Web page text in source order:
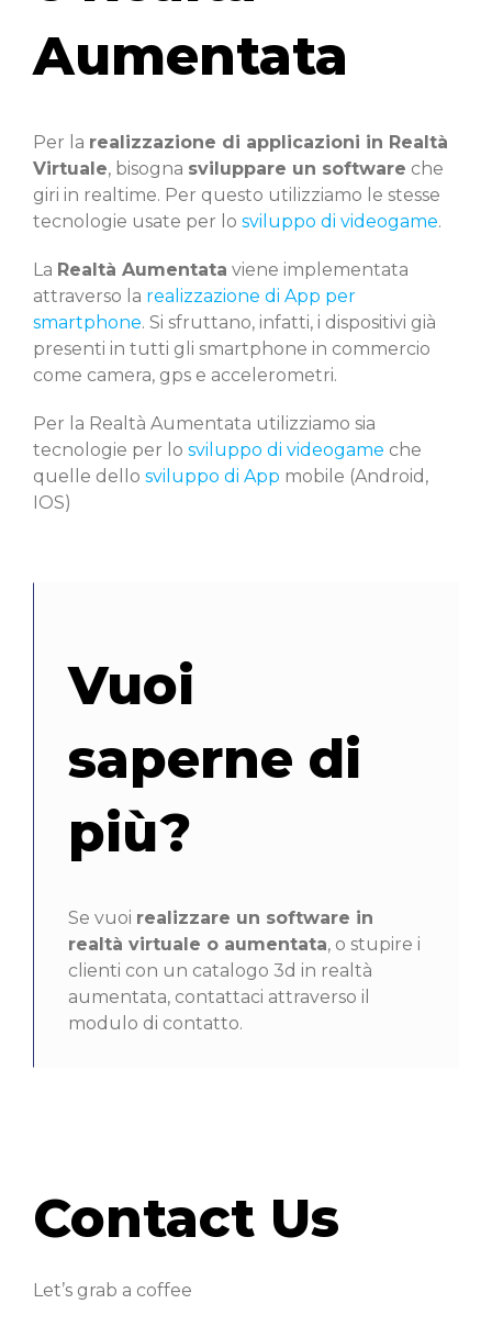
Aumentata
Per la realizzazione di applicazioni in Realtà
Virtuale, bisogna sviluppare un software che
giri in realtime. Per questo utilizziamo le stesse
tecnologie usate per lo sviluppo di videogame.
La Realtà Aumentata viene implementata
attraverso la realizzazione di App per
smartphone. Si sfruttano, infatti, i dispositivi già
presenti in tutti gli smartphone in commercio
come camera, gps e accelerometri.
Per la Realtà Aumentata utilizziamo sia
tecnologie per lo sviluppo di videogame che
quelle dello sviluppo di App mobile (Android,
IOS)
Vuoi
saperne di
più?
Se vuoi realizzare un software in
realtà virtuale o aumentata, o stupire i
clienti con un catalogo 3d in realtà
aumentata, contattaci attraverso il
modulo di contatto.
Contact Us
Let’s grab a coffee